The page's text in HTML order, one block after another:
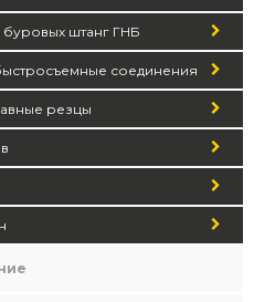
штанг ГНБ
соединения
резцы